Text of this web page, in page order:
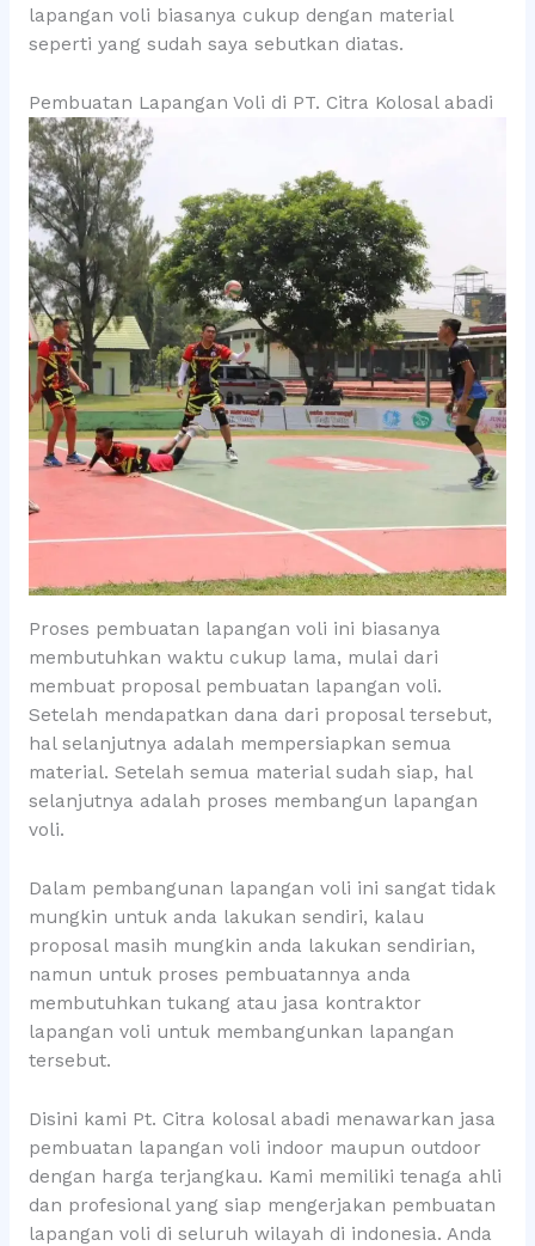
lapangan voli biasanya cukup dengan material
seperti yang sudah saya sebutkan diatas.
Pembuatan Lapangan Voli di PT. Citra Kolosal abadi
Proses pembuatan lapangan voli ini biasanya
membutuhkan waktu cukup lama, mulai dari
membuat proposal pembuatan lapangan voli.
Setelah mendapatkan dana dari proposal tersebut,
hal selanjutnya adalah mempersiapkan semua
material. Setelah semua material sudah siap, hal
selanjutnya adalah proses membangun lapangan
voli.
Dalam pembangunan lapangan voli ini sangat tidak
mungkin untuk anda lakukan sendiri, kalau
proposal masih mungkin anda lakukan sendirian,
namun untuk proses pembuatannya anda
membutuhkan tukang atau jasa kontraktor
lapangan voli untuk membangunkan lapangan
tersebut.
Disini kami Pt. Citra kolosal abadi menawarkan jasa
pembuatan lapangan voli indoor maupun outdoor
dengan harga terjangkau. Kami memiliki tenaga ahli
dan profesional yang siap mengerjakan pembuatan
lapangan voli di seluruh wilayah di indonesia. Anda